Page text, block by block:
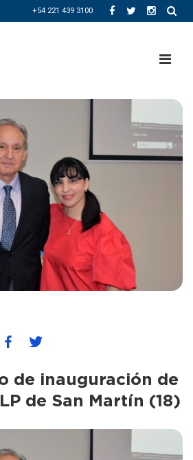
+54 221 439 3100
de inauguración de
de San Martín (18)